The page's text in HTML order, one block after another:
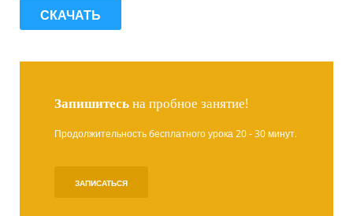
СКАЧАТЬ
Запишитесьна пробное занятие!
Продолжительность бесплатного урока 20 - 30 минут.
ЗАПИСАТЬСЯ